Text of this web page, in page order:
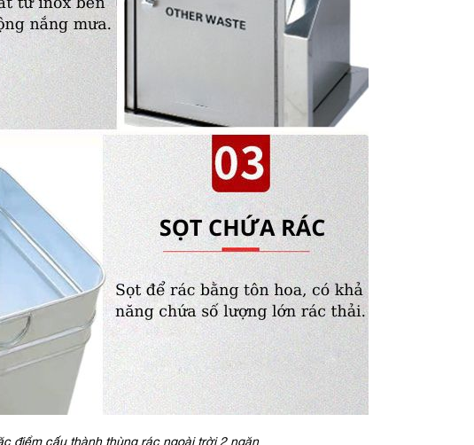
điểm cấu thành thùng rác ngoài trời 2 ngăn